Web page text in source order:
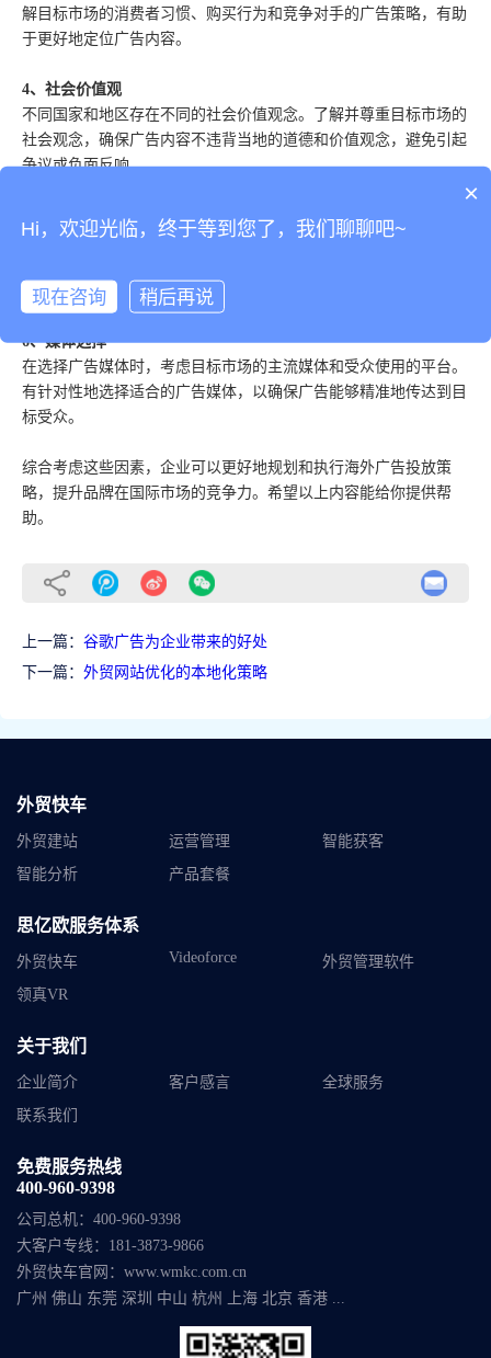
解目标市场的消费者习惯、购买行为和竞争对手的广告策略，有助
于更好地定位广告内容。
4、社会价值观
不同国家和地区存在不同的社会价值观念。了解并尊重目标市场的
社会观念，确保广告内容不违背当地的道德和价值观念，避免引起
争议或负面反响。
5、法规合规
不同国家有不同的广告法规和法律规定。在进行广告投放前，务必
果和品牌形象。
6、媒体选择
在选择广告媒体时，考虑目标市场的主流媒体和受众使用的平台。
有针对性地选择适合的广告媒体，以确保广告能够精准地传达到目
标受众。
综合考虑这些因素，企业可以更好地规划和执行海外广告投放策
略，提升品牌在国际市场的竞争力。希望以上内容能给你提供帮
助。
上一篇： 谷歌广告为企业带来的好处
下一篇： 外贸网站优化的本地化策略
外贸快车
外贸建站 运营管理
智能获客
智能分析
产品套餐
思亿欧服务体系
外贸快车 Videoforce
外贸管理软件
领真VR
关于我们
企业简介 客户感言
全球服务
联系我们
免费服务热线
400-960-9398
公司总机： 400-960-9398
大客户专线： 181-3873-9866
外贸快车官网： www.wmkc.com.cn
广州 佛山 东莞 深圳 中山 杭州 上海 北京 香港 ...
×
Hi，欢迎光临，终于等到您了，我们聊聊吧~
现在咨询 稍后再说